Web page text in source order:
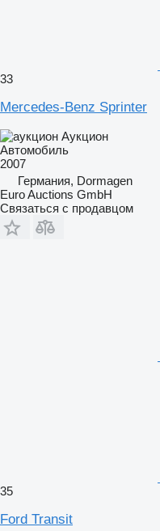
33
Mercedes-Benz Sprinter
Аукцион
Автомобиль
2007
Германия, Dormagen
Euro Auctions GmbH
Связаться с продавцом
35
Ford Transit